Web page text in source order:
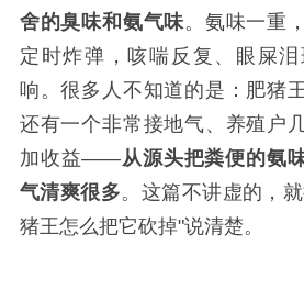
舍的臭味和氨气味。氨味一重
定时炸弹，咳喘反复、眼屎
响。很多人不知道的是：肥猪
还有一个非常接地气、养殖户
加收益——从源头把粪便的氨
气清爽很多。这篇不讲虚的，
猪王怎么把它砍掉"说清楚。